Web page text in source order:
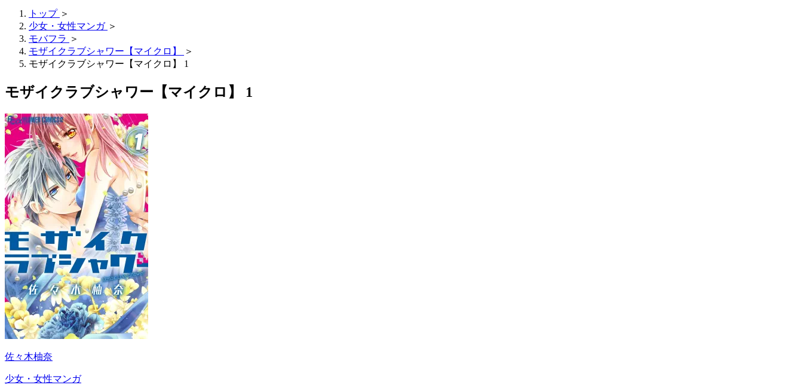
トップ ＞
少女・女性マンガ ＞
モバフラ ＞
モザイクラブシャワー【マイクロ】
＞
モザイクラブシャワー【マイクロ】 1
モザイクラブシャワー【マイクロ】 1
佐々木柚奈
少女・女性マンガ